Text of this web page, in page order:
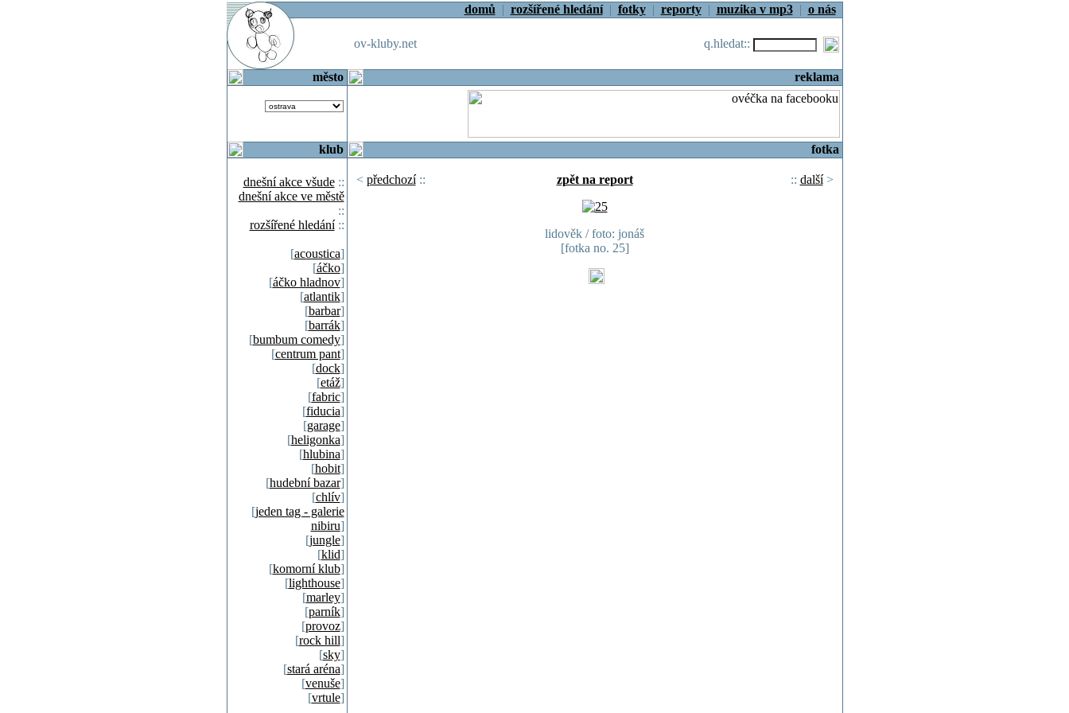
domů | rozšířené hledání| fotky| reporty| muzika v mp3| o nás
ov-kluby.net q.hledat::
město reklama
klub
dnešní akce všude::
dnešní akce ve městě
::
rozšířené hledání::
[acoustica]
[áčko]
[áčko hladnov]
[atlantik]
[barbar]
[barrák]
[bumbum comedy]
[centrum pant]
[dock]
[etáž]
[fabric]
[fiducia]
[garage]
[heligonka]
[hlubina]
[hobit]
[hudební bazar]
[chlív]
[jeden tag - galerie
nibiru]
[jungle]
[klid]
[komorní klub]
[lighthouse]
[marley]
[parník]
[provoz]
[rock hill]
[sky]
[stará aréna]
[venuše]
[vrtule]
fotka
< předchozí:: zpět na report :: další>
lidověk / foto: jonáš
[fotka no. 25]